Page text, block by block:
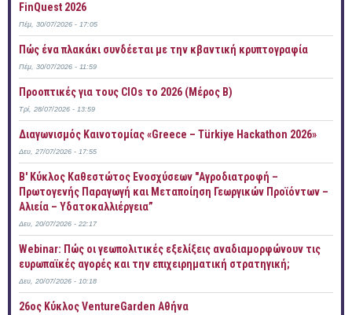
FinQuest 2026
Πέμ, 30/07/2026 - 17:05
Πώς ένα πλακάκι συνδέεται με την κβαντική κρυπτογραφία
Πέμ, 30/07/2026 - 11:59
Προοπτικές για τους CIOs το 2026 (Μέρος Β)
Τρί, 28/07/2026 - 13:59
Διαγωνισμός Καινοτομίας «Greece – Türkiye Hackathon 2026»
Δευ, 27/07/2026 - 17:55
B' Κύκλος Καθεστώτος Ενοσχύσεων "Αγροδιατροφή –
Πρωτογενής Παραγωγή και Μεταποίηση Γεωργικών Προϊόντων –
Αλιεία – Υδατοκαλλιέργεια”
Δευ, 20/07/2026 - 22:17
Webinar: Πώς οι γεωπολιτικές εξελίξεις αναδιαμορφώνουν τις
ευρωπαϊκές αγορές και την επιχειρηματική στρατηγική;
Δευ, 20/07/2026 - 10:18
26ος Κύκλος VentureGarden Αθήνα